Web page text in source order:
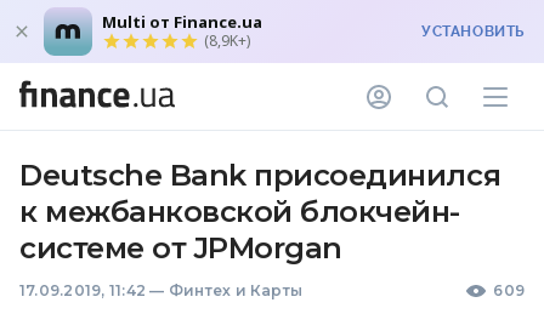
Multi от Finance.ua
(8,9K+) УСТАНОВИТЬ
Deutsche Bank присоединился
к межбанковской блокчейн-
системе от JPMorgan
17.09.2019, 11:42 — Финтех и Карты 609